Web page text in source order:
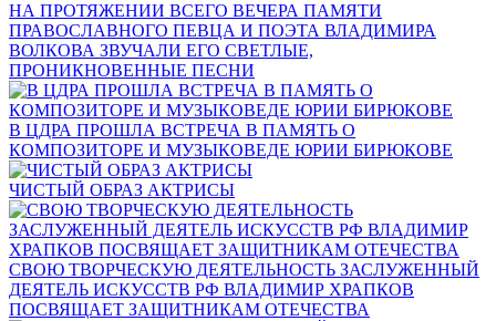
НА ПРОТЯЖЕНИИ ВСЕГО ВЕЧЕРА ПАМЯТИ
ПРАВОСЛАВНОГО ПЕВЦА И ПОЭТА ВЛАДИМИРА
ВОЛКОВА ЗВУЧАЛИ ЕГО СВЕТЛЫЕ,
ПРОНИКНОВЕННЫЕ ПЕСНИ
В ЦДРА ПРОШЛА ВСТРЕЧА В ПАМЯТЬ О
КОМПОЗИТОРЕ И МУЗЫКОВЕДЕ ЮРИИ БИРЮКОВЕ
ЧИСТЫЙ ОБРАЗ АКТРИСЫ
СВОЮ ТВОРЧЕСКУЮ ДЕЯТЕЛЬНОСТЬ ЗАСЛУЖЕННЫЙ
ДЕЯТЕЛЬ ИСКУССТВ РФ ВЛАДИМИР ХРАПКОВ
ПОСВЯЩАЕТ ЗАЩИТНИКАМ ОТЕЧЕСТВА